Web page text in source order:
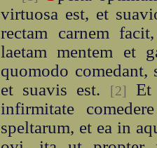
virtuosa est, et
rectam carnem
laetam mentem et
quomodo
et suavis est.
[2]
Et
infirmitate
speltarum, et ea in